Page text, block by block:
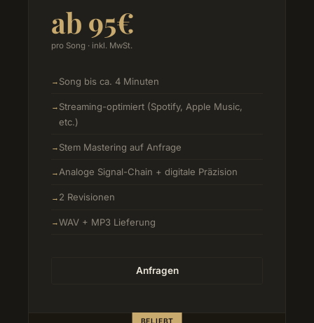
ab 95€
pro Song · inkl. MwSt.
Song bis ca. 4 Minuten
Streaming-optimiert (Spotify, Apple Music,
etc.)
Stem Mastering auf Anfrage
Analoge Signal-Chain + digitale Präzision
2 Revisionen
WAV + MP3 Lieferung
Anfragen
BELIEBT